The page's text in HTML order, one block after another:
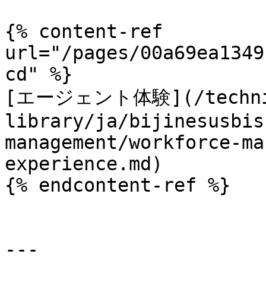
{% content-ref
url="/pages/
cd" %}
[エージェント体験](/
library/ja/
management/workforce-
experience.md)
{% endcontent-ref %}
---